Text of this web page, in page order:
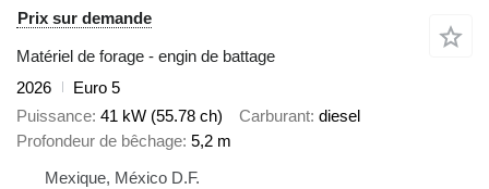
Prix sur demande
Matériel de forage - engin de battage
2026
Euro 5
Puissance 41 kW (55.78 ch) Carburant diesel
Profondeur de bêchage 5,2 m
Mexique, México D.F.